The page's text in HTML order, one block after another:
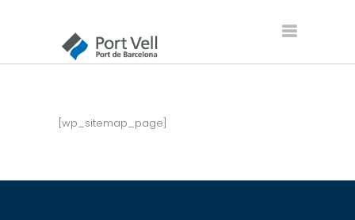
[wp_sitemap_page]